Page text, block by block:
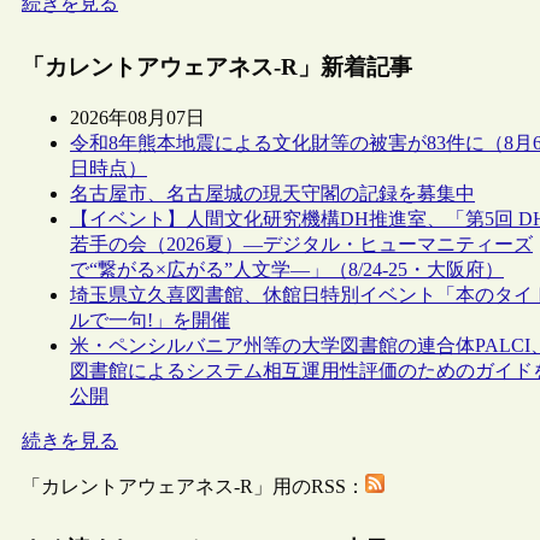
「カレントアウェアネス-R」新着記事
2026年08月07日
令和8年熊本地震による文化財等の被害が83件に（8月
日時点）
名古屋市、名古屋城の現天守閣の記録を募集中
【イベント】人間文化研究機構DH推進室、「第5回
若手の会（2026夏）―デジタル・ヒューマニティーズ
で“繋がる×広がる”人文学―」（8/24-25・大阪府）
埼玉県立久喜図書館、休館日特別イベント「本のタイ
ルで一句!」を開催
米・ペンシルバニア州等の大学図書館の連合体PALCI、
図書館によるシステム相互運用性評価のためのガイド
公開
続きを見る
「カレントアウェアネス-R」用のRSS：